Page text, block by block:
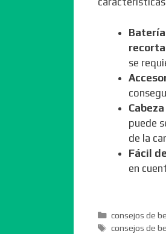
Batería
se
puede
de la
Fácil
en
Categorías
consejos de
Etiquetas
consejos de